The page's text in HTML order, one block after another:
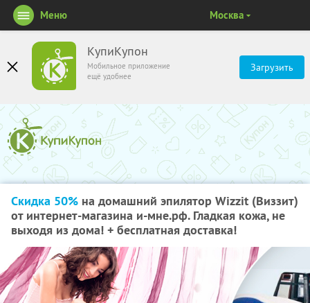
КупиКупон
Мобильное приложение
ещё удобнее
Загрузить
Меню Москва
Скидка 50% на домашний эпилятор Wizzit (Виззит)
от интернет-магазина и-мне.рф. Гладкая кожа, не
выходя из дома! + бесплатная доставка!